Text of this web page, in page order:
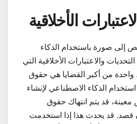
الأخلاقية
إلى صورة باستخدام الذكاء
والاعتبارات الأخلاقية التي
واحدة من أكبر القضايا هي حقوق
استخدام الذكاء الاصطناعي لإنشاء
قد يتم انتهاك حقوق
قصد. قد يحدث هذا إذا استخدمت